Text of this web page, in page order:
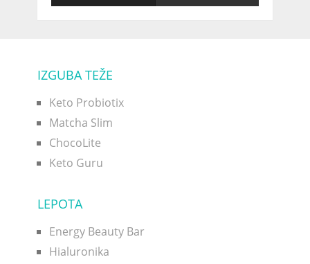
IZGUBA TEŽE
Keto Probiotix
Matcha Slim
ChocoLite
Keto Guru
LEPOTA
Energy Beauty Bar
Hialuronika